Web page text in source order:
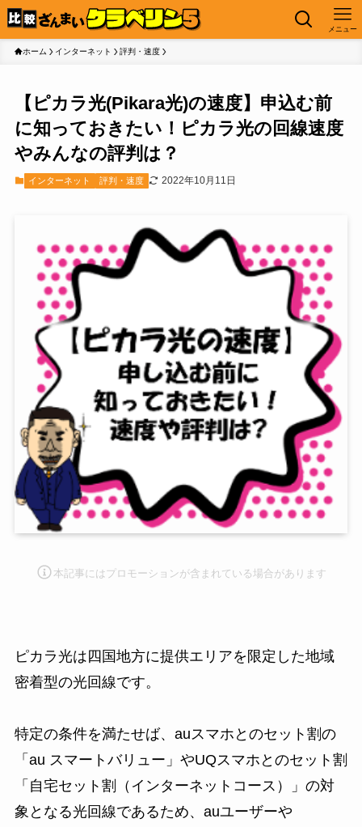
メニュー
ホーム インターネット 評判・速度
【ピカラ光(Pikara光)の速度】申込む前
に知っておきたい！ピカラ光の回線速度
やみんなの評判は？
インターネット 評判・速度 2022年10月11日
本記事にはプロモーションが含まれている場合があります
ピカラ光は四国地方に提供エリアを限定した地域
密着型の光回線です。
特定の条件を満たせば、auスマホとのセット割の
「au スマートバリュー」やUQスマホとのセット割
「自宅セット割（インターネットコース）」の対
象となる光回線であるため、auユーザーや